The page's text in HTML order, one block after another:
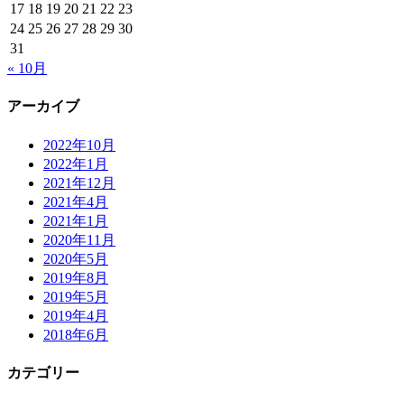
17 18 19 20 21 22 23
24 25 26 27 28 29 30
31
« 10月
アーカイブ
2022年10月
2022年1月
2021年12月
2021年4月
2021年1月
2020年11月
2020年5月
2019年8月
2019年5月
2019年4月
2018年6月
カテゴリー